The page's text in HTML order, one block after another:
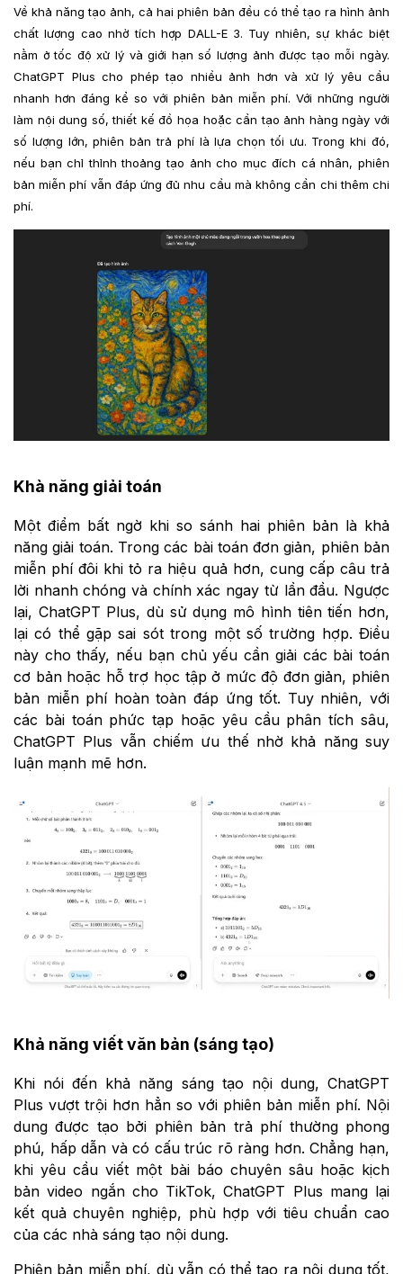
Về khả năng tạo ảnh, cả hai phiên bản đều có thể tạo ra hình ảnh
chất lượng cao nhờ tích hợp DALL-E 3. Tuy nhiên, sự khác biệt
nằm ở tốc độ xử lý và giới hạn số lượng ảnh được tạo mỗi ngày.
ChatGPT Plus cho phép tạo nhiều ảnh hơn và xử lý yêu cầu
nhanh hơn đáng kể so với phiên bản miễn phí. Với những người
làm nội dung số, thiết kế đồ họa hoặc cần tạo ảnh hàng ngày với
số lượng lớn, phiên bản trả phí là lựa chọn tối ưu. Trong khi đó,
nếu bạn chỉ thỉnh thoảng tạo ảnh cho mục đích cá nhân, phiên
bản miễn phí vẫn đáp ứng đủ nhu cầu mà không cần chi thêm chi
phí.
Khà năng giải toán
Một điểm bất ngờ khi so sánh hai phiên bản là khả
năng giải toán. Trong các bài toán đơn giản, phiên bản
miễn phí đôi khi tỏ ra hiệu quả hơn, cung cấp câu trả
lời nhanh chóng và chính xác ngay từ lần đầu. Ngược
lại, ChatGPT Plus, dù sử dụng mô hình tiên tiến hơn,
lại có thể gặp sai sót trong một số trường hợp. Điều
này cho thấy, nếu bạn chủ yếu cần giải các bài toán
cơ bản hoặc hỗ trợ học tập ở mức độ đơn giản, phiên
bản miễn phí hoàn toàn đáp ứng tốt. Tuy nhiên, với
các bài toán phức tạp hoặc yêu cầu phân tích sâu,
ChatGPT Plus vẫn chiếm ưu thế nhờ khả năng suy
luận mạnh mẽ hơn.
Khả năng viết văn bản (sáng tạo)
Khi nói đến khả năng sáng tạo nội dung, ChatGPT
Plus vượt trội hơn hẳn so với phiên bản miễn phí. Nội
dung được tạo bởi phiên bản trả phí thường phong
phú, hấp dẫn và có cấu trúc rõ ràng hơn. Chẳng hạn,
khi yêu cầu viết một bài báo chuyên sâu hoặc kịch
bản video ngắn cho TikTok, ChatGPT Plus mang lại
kết quả chuyên nghiệp, phù hợp với tiêu chuẩn cao
của các nhà sáng tạo nội dung.
Phiên bản miễn phí, dù vẫn có thể tạo ra nội dung tốt,